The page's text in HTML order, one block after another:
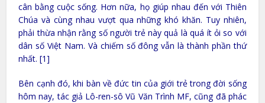
cân bằng cuộc sống. Hơn nữa, họ giúp nhau đến với Thiên
Chúa và cùng nhau vượt qua những khó khăn. Tuy nhiên,
phải thừa nhận rằng số người trẻ này quả là quá ít ỏi so với
dân số Việt Nam. Và chiếm số đông vẫn là thành phần thứ
nhất. [1]
Bên cạnh đó, khi bàn về đức tin của giới trẻ trong đời sống
hôm nay, tác giả Lô-ren-sô Vũ Văn Trình MF, cũng đã phác